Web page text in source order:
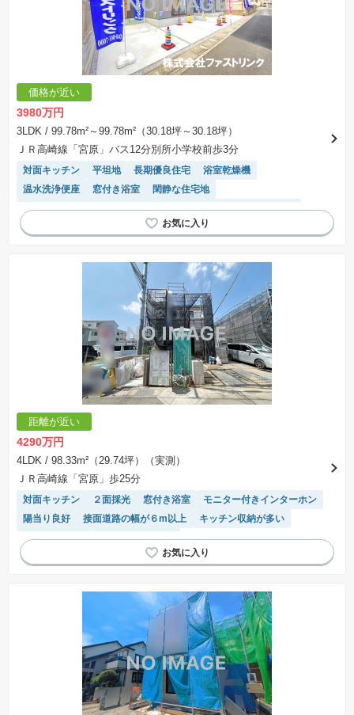
価格が近い
3980万円
3LDK / 99.78m²～99.78m²（30.18坪～30.18坪）
ＪＲ高崎線「宮原」バス12分別所小学校前歩3分
対面キッチン 平坦地 長期優良住宅
浴室乾燥機
温水洗浄便座
窓付き浴室
閑静な住宅地
モニター付きインターホン
陽当り良好
キッチン収納が多い
トイレ2個以上
距離が近い
4290万円
4LDK / 98.33m²（29.74坪）（実測）
ＪＲ高崎線「宮原」歩25分
対面キッチン ２面採光 窓付き浴室
モニター付きインターホン
陽当り良好
接面道路の幅が６m以上
キッチン収納が多い
トイレ2個以上
システムキッチン